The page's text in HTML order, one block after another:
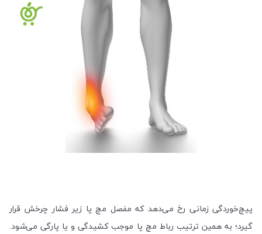
پیچ‌خوردگی زمانی رخ می‌دهد که مفصل مچ پا زیر فشار چرخش قرار
گیرد؛ به همین ترتیب رباط مچ پا موجب کشیدگی و یا پارگی می‌شود.